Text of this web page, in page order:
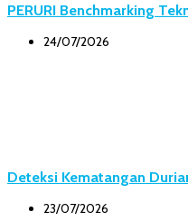
PERURI Benchmarking
24/07/2026
Deteksi Kematangan
23/07/2026